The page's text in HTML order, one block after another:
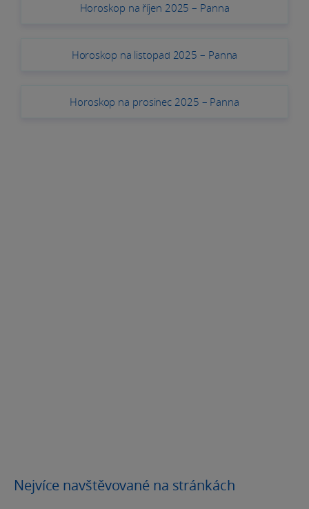
Horoskop na říjen 2025 – Panna
Horoskop na listopad 2025 – Panna
Horoskop na prosinec 2025 – Panna
Nejvíce navštěvované na stránkách